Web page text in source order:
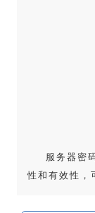
服务器密
性和有效性，